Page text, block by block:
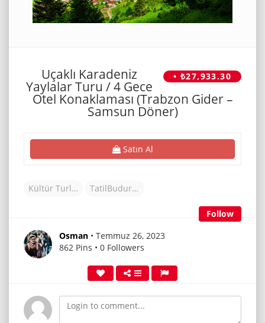
• ₺27,933.30
Uçaklı Karadeniz
Yaylalar Turu / 4 Gece
Otel Konaklaması (Trabzon Gider –
Samsun Döner)
Satın Al
Kültür Turları TatilBudur Tur
Follow
Osman • Temmuz 26, 2023
862 Pins • 0 Followers